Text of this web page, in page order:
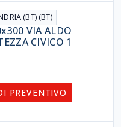
(BT) (BT)
VIA ALDO
CIVICO 1
PREVENTIVO